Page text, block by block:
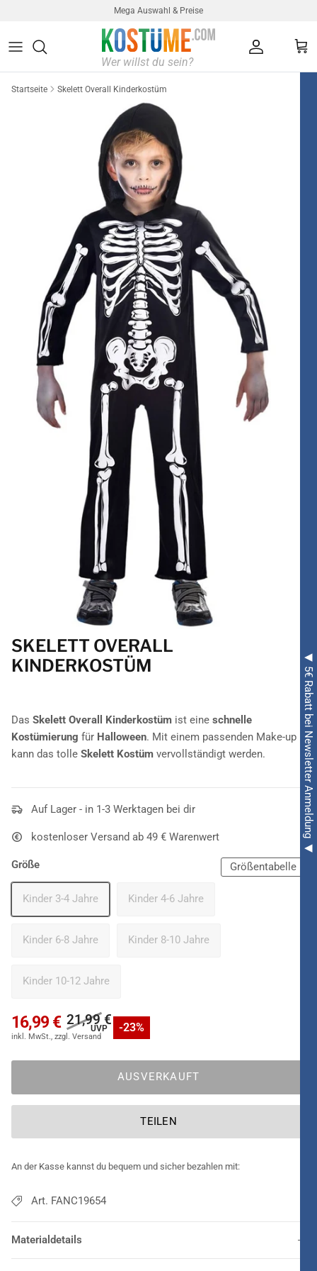
Mega Auswahl & Preise
◀ 5€ Rabatt bei Newsletter Anmeldung ◀
Startseite Skelett Overall Kinderkostüm
SKELETT OVERALL
KINDERKOSTÜM
Das Skelett Overall Kinderkostüm ist eine schnelle
Kostümierung für Halloween. Mit einem passenden Make-up
kann das tolle Skelett Kostüm vervollständigt werden.
Auf Lager - in 1-3 Werktagen bei dir
kostenloser Versand ab 49 € Warenwert
Größe Größentabelle
Kinder 3-4 Jahre Kinder 4-6 Jahre
Kinder 6-8 Jahre Kinder 8-10 Jahre
Kinder 10-12 Jahre
16,99 € 21,99 € -23%
AUSVERKAUFT
TEILEN
An der Kasse kannst du bequem und sicher bezahlen mit:
Art. FANC19654
Materialdetails